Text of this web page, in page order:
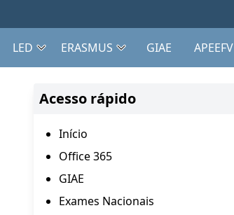
LED ERASMUS GIAE APEEFV
Acesso rápido
Início
Office 365
GIAE
Exames Nacionais